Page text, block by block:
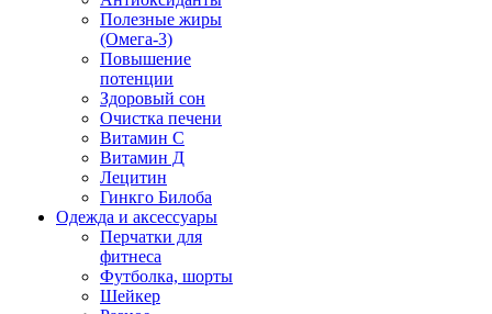
Полезные жиры
(Омега-3)
Повышение
потенции
Здоровый сон
Очистка печени
Витамин С
Витамин Д
Лецитин
Гинкго Билоба
Одежда и аксессуары
Перчатки для
фитнеса
Футболка, шорты
Шейкер